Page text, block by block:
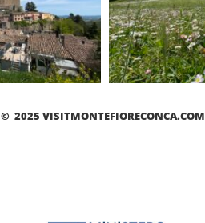
© 2025 VISITMONTEFIORECONCA.COM